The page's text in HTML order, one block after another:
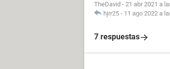
TheDavid - 21 abr 2021 a
hjrr25 - 11 ago 2022 a
7 respuestas